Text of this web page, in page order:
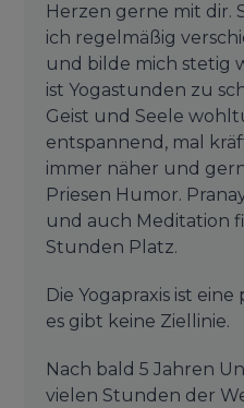
Herzen gerne mit dir.
ich regelmäßig
und bilde mich stetig
ist Yogastunden zu
Geist und Seele
entspannend, mal
immer näher und
Priesen Humor.
und auch Meditation
Stunden Platz.
Die Yogapraxis ist
es gibt keine Ziellinie.
Nach bald 5 Jahren
vielen Stunden der